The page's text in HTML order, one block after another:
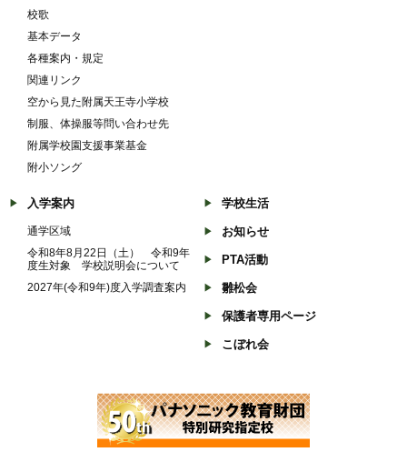
校歌
基本データ
各種案内・規定
関連リンク
空から見た附属天王寺小学校
制服、体操服等問い合わせ先
附属学校園支援事業基金
附小ソング
入学案内
通学区域
令和8年8月22日（土） 令和9年
度生対象 学校説明会について
2027年(令和9年)度入学調査案内
学校生活
お知らせ
PTA活動
雛松会
保護者専用ページ
こぼれ会